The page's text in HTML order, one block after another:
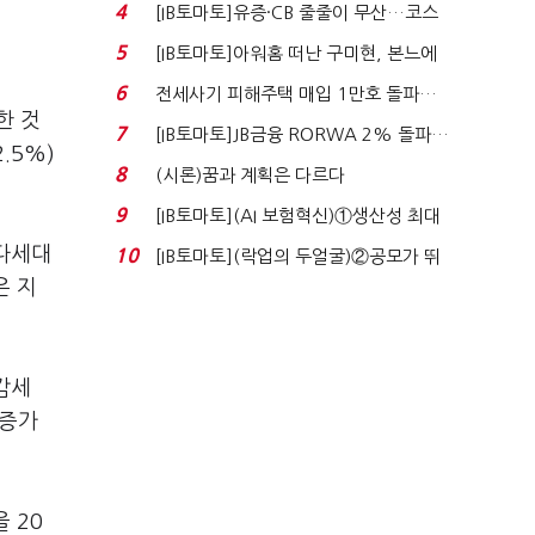
것
세대
지
가
20
4
[IB토마토]유증·CB 줄줄이 무산…코스
닥 벌점 급증에 ...
5
[IB토마토]아워홈 떠난 구미현, 본느에
340억 베팅…가...
6
전세사기 피해주택 매입 1만호 돌파…
누적 피해자 4만2...
7
[IB토마토]JB금융 RORWA 2% 돌파…
실적 견인은 은행 ...
8 (시론)꿈과 계획은 다르다
9
[IB토마토](AI 보험혁신)①생산성 최대
80% 개선…현실...
10
[IB토마토](락업의 두얼굴)②공모가 뛰